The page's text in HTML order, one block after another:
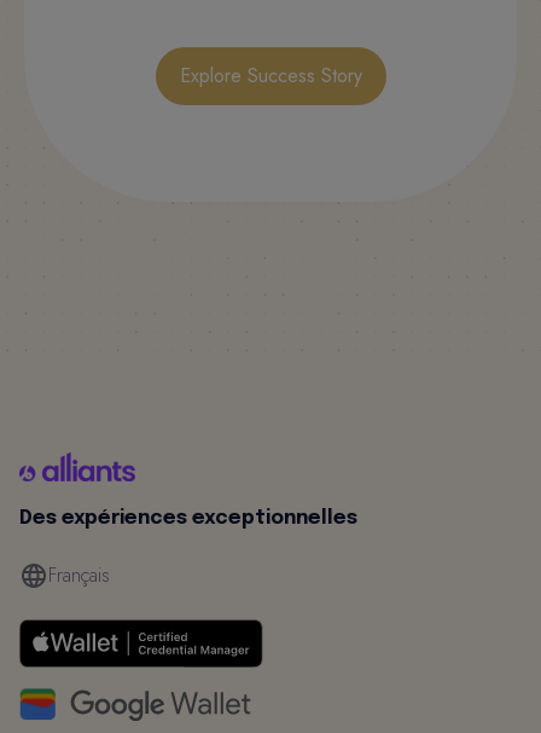
Explore Success Story
Des expériences exceptionnelles
Français